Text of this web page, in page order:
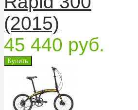
(2015)
45 440 руб.